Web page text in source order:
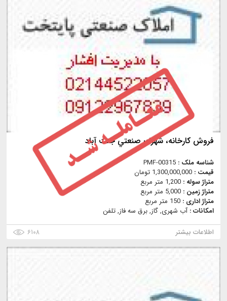
فروش كارخانه، شهرك صنعتي جنت آباد
شناسه ملک : PMF-00315
قیمت : 1,300,000,000 تومان
متراژ سوله : 1,200 متر مربع
متراژ زمین : 5,000 متر مربع
متراژ اداری : 150 متر مربع
امکانات :آب شهری, گاز, برق سه فاز, تلفن
اطلاعات بیشتر
۶۱۰۸